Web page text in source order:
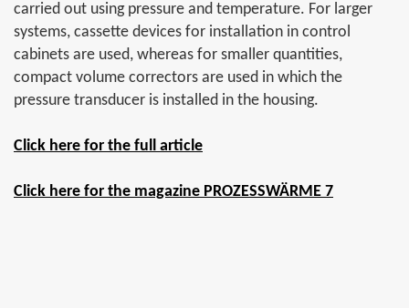
carried out using pressure and temperature. For larger
systems, cassette devices for installation in control
cabinets are used, whereas for smaller quantities,
compact volume correctors are used in which the
pressure transducer is installed in the housing.
Click here for the full article
Click here for the magazine PROZESSWÄRME 7